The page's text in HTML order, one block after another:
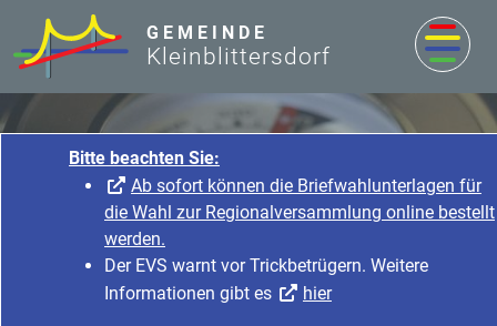
Ab sofort können
die Wahl zur
Der EVS warnt vor
Informationen gibt es
GEMEINDE
Kleinblittersdorf
Rathaus & Service